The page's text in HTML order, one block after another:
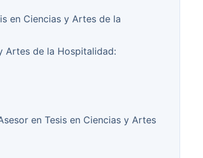
en Ciencias y Artes de la
Artes de la Hospitalidad:
en Tesis en Ciencias y Artes